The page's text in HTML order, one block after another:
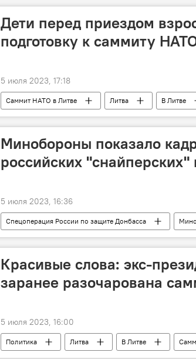
Дети перед приездом
подготовку к саммиту
5 июля 2023, 17:18
Саммит НАТО в Литве Литва В Литве
Минобороны показало
российских
5 июля 2023, 16:36
Спецоперация России по защите Донбасса
Красивые слова: экс-
заранее разочарована
5 июля 2023, 16:00
Политика Литва В Литве